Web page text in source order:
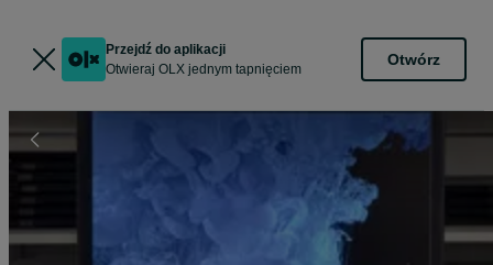
Przejdź do aplikacji
Otwieraj OLX jednym tapnięciem
Otwórz